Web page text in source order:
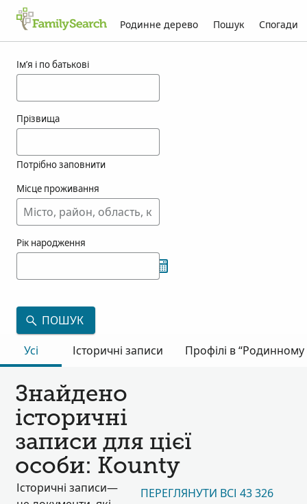
Родинне дерево Пошук Спогади
Ім’я і по батькові
Прізвища
Потрібно заповнити
Місце проживання
Рік народження
ПОШУК
Усі
Історичні записи Профілі в “Родинному
Знайдено
історичні
записи для цієї
особи: Kounty
Історичні записи—
ПЕРЕГЛЯНУТИ ВСІ 43 326